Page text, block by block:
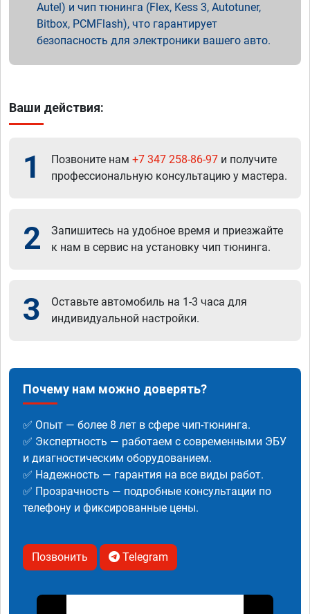
Autel) и чип тюнинга (Flex, Kess 3, Autotuner,
Bitbox, PCMFlash), что гарантирует
безопасность для электроники вашего авто.
Ваши действия:
1 Позвоните нам +7 347 258-86-97 и получите
профессиональную консультацию у мастера.
2
Запишитесь на удобное время и приезжайте
к нам в сервис на установку чип тюнинга.
3
Оставьте автомобиль на 1-3 часа для
индивидуальной настройки.
Почему нам можно доверять?
✅ Опыт — более 8 лет в сфере чип-тюнинга.
✅ Экспертность — работаем с современными ЭБУ
и диагностическим оборудованием.
✅ Надежность — гарантия на все виды работ.
✅ Прозрачность — подробные консультации по
телефону и фиксированные цены.
Позвонить Telegram